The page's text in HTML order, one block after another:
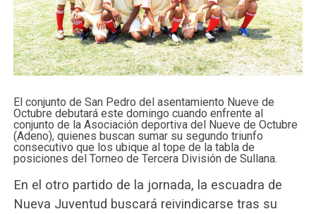
El conjunto de San Pedro del asentamiento Nueve de
Octubre debutará este domingo cuando enfrente al
conjunto de la Asociación deportiva del Nueve de Octubre
(Adeno), quienes buscan sumar su segundo triunfo
consecutivo que los ubique al tope de la tabla de
posiciones del Torneo de Tercera División de Sullana.
En el otro partido de la jornada, la escuadra de
Nueva Juventud buscará reivindicarse tras su